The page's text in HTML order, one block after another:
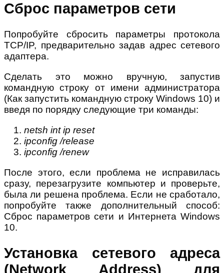
Сброс параметров сети
Попробуйте сбросить параметры протокола
TCP/IP, предварительно задав адрес сетевого
адаптера.
Сделать это можно вручную, запустив
командную строку от имени администратора
(Как запустить командную строку Windows 10) и
введя по порядку следующие три команды:
netsh int ip reset
ipconfig /release
ipconfig /renew
После этого, если проблема не исправилась
сразу, перезагрузите компьютер и проверьте,
была ли решена проблема. Если не сработало,
попробуйте также дополнительный способ:
Сброс параметров сети и Интернета Windows
10.
Установка сетевого адреса
(Network Address) для